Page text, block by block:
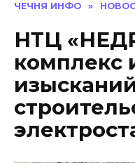
ЧЕЧНЯ ИНФО »
НТЦ
комплекс